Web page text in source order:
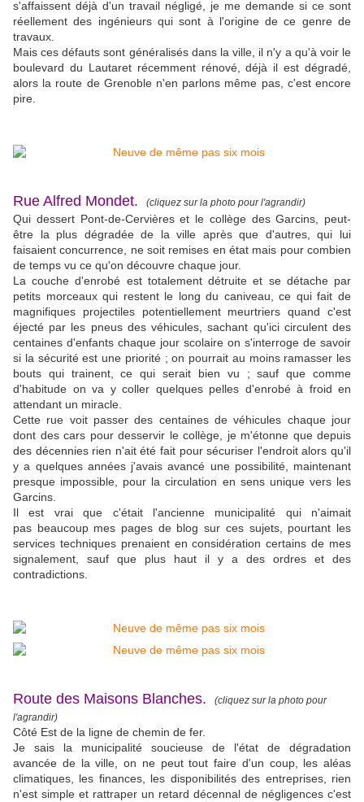
s'affaissent déjà d'un travail négligé, je me demande si ce sont
réellement des ingénieurs qui sont à l'origine de ce genre de
travaux.
Mais ces défauts sont généralisés dans la ville, il n'y a qu'à voir le
boulevard du Lautaret récemment rénové, déjà il est dégradé,
alors la route de Grenoble n'en parlons même pas, c'est encore
pire.
Rue Alfred Mondet. (cliquez sur la photo pour l'agrandir)
Qui dessert Pont-de-Cervières et le collège des Garcins, peut-
être la plus dégradée de la ville après que d'autres, qui lui
faisaient concurrence, ne soit remises en état mais pour combien
de temps vu ce qu'on découvre chaque jour.
La couche d'enrobé est totalement détruite et se détache par
petits morceaux qui restent le long du caniveau, ce qui fait de
magnifiques projectiles potentiellement meurtriers quand c'est
éjecté par les pneus des véhicules, sachant qu'ici circulent des
centaines d'enfants chaque jour scolaire on s'interroge de savoir
si la sécurité est une priorité ; on pourrait au moins ramasser les
bouts qui trainent, ce qui serait bien vu ; sauf que comme
d'habitude on va y coller quelques pelles d'enrobé à froid en
attendant un miracle.
Cette rue voit passer des centaines de véhicules chaque jour
dont des cars pour desservir le collège, je m'étonne que depuis
des décennies rien n'ait été fait pour sécuriser l'endroit alors qu'il
y a quelques années j'avais avancé une possibilité, maintenant
presque impossible, pour la circulation en sens unique vers les
Garcins.
Il est vrai que c'était l'ancienne municipalité qui n'aimait
pas beaucoup mes pages de blog sur ces sujets, pourtant les
services techniques prenaient en considération certains de mes
signalement, sauf que plus haut il y a des ordres et des
contradictions.
Route des Maisons Blanches.
(cliquez sur la photo pour
l'agrandir)
Côté Est de la ligne de chemin de fer.
Je sais la municipalité soucieuse de l'état de dégradation
avancée de la ville, on ne peut tout faire d'un coup, les aléas
climatiques, les finances, les disponibilités des entreprises, rien
n'est simple et rattraper un retard décennal de négligences c'est